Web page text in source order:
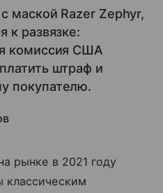
маской Razer Zephyr,
к развязке:
комиссия США
штраф и
покупателю.
рынке в 2021 году
классическим